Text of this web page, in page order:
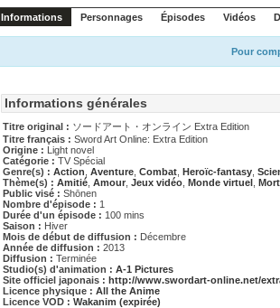
Informations Personnages Épisodes Vidéos
Pour
Informations générales
Titre original : ソードアート・オンライン Extra Edition
Titre français : Sword Art Online: Extra Edition
Origine : Light novel
Catégorie : TV Spécial
Genre(s) : Action Aventure Combat Heroïc-fantasy
Thème(s) : Amitié Amour Jeux vidéo Monde virtuel Mort
Public visé : Shōnen
Nombre d'épisode : 1
Durée d'un épisode : 100 mins
Saison : Hiver
Mois de début de diffusion : Décembre
Année de diffusion : 2013
Diffusion : Terminée
Studio(s) d'animation : A-1 Pictures
Site officiel japonais : http://www.swordart-online.net/
Licence physique : All the Anime
Licence VOD : Wakanim (expirée)